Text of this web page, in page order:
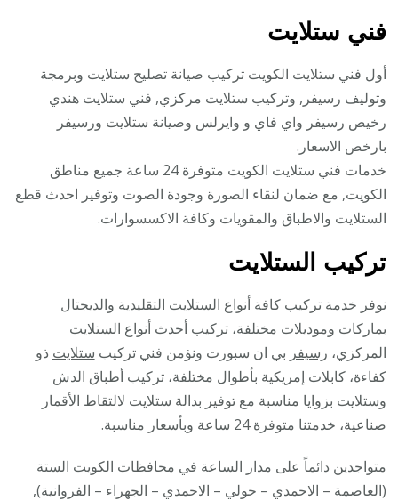
فني ستلايت
أول فني ستلايت الكويت تركيب صيانة تصليح ستلايت وبرمجة
وتوليف رسيفر, وتركيب ستلايت مركزي, فني ستلايت هندي
رخيص رسيفر واي فاي و وايرلس وصيانة ستلايت ورسيفر
بارخص الاسعار.
خدمات فني ستلايت الكويت متوفرة 24 ساعة جميع مناطق
الكويت, مع ضمان لنقاء الصورة وجودة الصوت وتوفير احدث قطع
الستلايت والاطباق والمقويات وكافة الاكسسوارات.
تركيب الستلايت
نوفر خدمة تركيب كافة أنواع الستلايت التقليدية والديجتال
بماركات وموديلات مختلفة، تركيب أحدث أنواع الستلايت
المركزي، رسيفر بي ان سبورت ونؤمن فني تركيب ستلايت ذو
كفاءة، كابلات إمريكية بأطوال مختلفة، تركيب أطباق الدش
وستلايت بزوايا مناسبة مع توفير بدالة ستلايت لالتقاط الأقمار
صناعية، خدمتنا متوفرة 24 ساعة وبأسعار مناسبة.
متواجدين دائماً على مدار الساعة في محافظات الكويت الستة
(العاصمة – الاحمدي – حولي – الاحمدي – الجهراء – الفروانية),